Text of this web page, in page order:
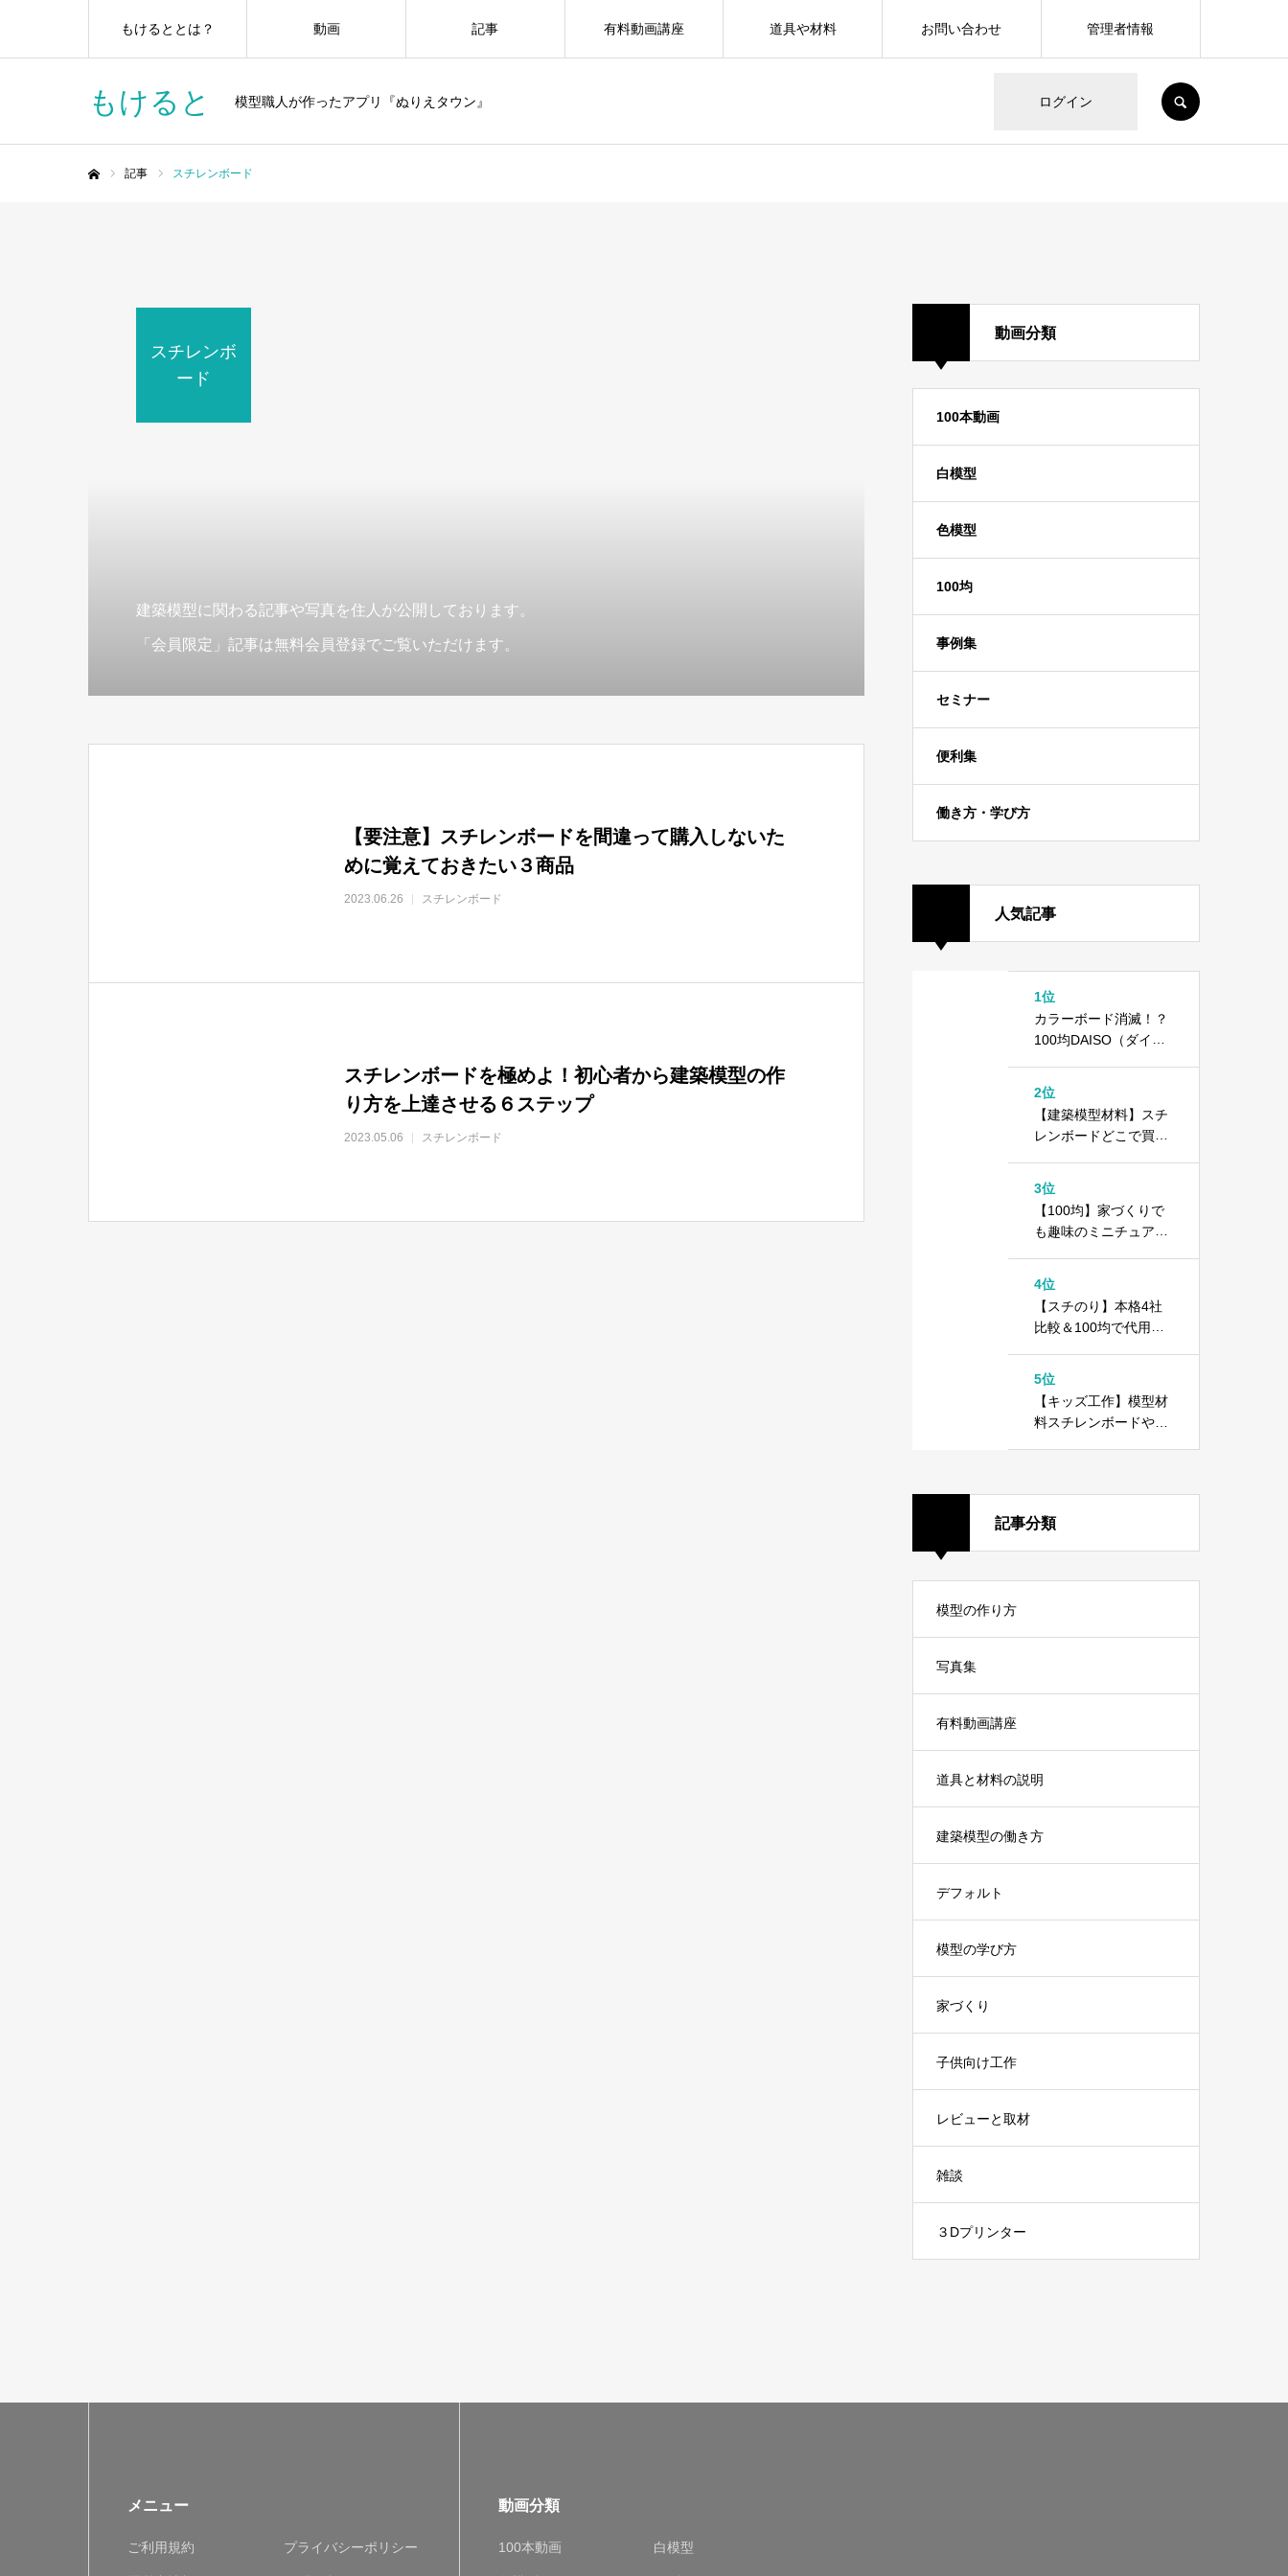
もけると 模型職人が作ったアプリ『ぬりえタウン』 ログイン
もけるととは？ 動画 記事 有料動画講座 道具や材料 お問い合わせ 管理者情報
記事 スチレンボード
スチレンボ
ード
建築模型に関わる記事や写真を住人が公開しております。
「会員限定」記事は無料会員登録でご覧いただけます。
【要注意】スチレンボードを間違って購入しないた
めに覚えておきたい３商品
2023.06.26 スチレンボード
スチレンボードを極めよ！初心者から建築模型の作
り方を上達させる６ステップ
2023.05.06 スチレンボード
動画分類
100本動画
白模型
色模型
100均
事例集
セミナー
便利集
働き方・学び方
人気記事
1位
カラーボード消滅！？
100均DAISO（ダイソ
2位
【建築模型材料】スチ
レンボードどこで買え
3位
【100均】家づくりで
も趣味のミニチュアで
方
4位
【スチのり】本格4社
比較＆100均で代用で
5位
【キッズ工作】模型材
料スチレンボードや10
記事分類
模型の作り方
写真集
有料動画講座
道具と材料の説明
建築模型の働き方
デフォルト
模型の学び方
家づくり
子供向け工作
レビューと取材
雑談
３Dプリンター
メニュー
ご利用規約 プライバシーポリシー
動画分類
100本動画 白模型